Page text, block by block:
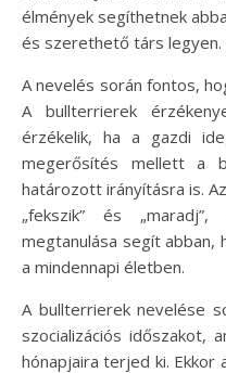
élmények segíthetnek
és szerethető társ legyen.
A nevelés során fontos,
A bullterrierek
érzékelik, ha a gazdi
megerősítés mellett a
határozott irányításra is.
„fekszik” és
megtanulása segít abban,
a mindennapi életben.
A bullterrierek nevelése
szocializációs időszakot,
hónapjaira terjed ki. Ekkor